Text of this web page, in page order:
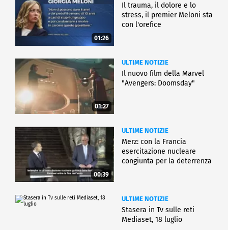
01:26
Il trauma, il dolore e lo
stress, il premier Meloni sta
con l'orefice
01:27
ULTIME NOTIZIE
Il nuovo film della Marvel
"Avengers: Doomsday"
00:39
ULTIME NOTIZIE
Merz: con la Francia
esercitazione nucleare
congiunta per la deterrenza
ULTIME NOTIZIE
Stasera in Tv sulle reti
Mediaset, 18 luglio